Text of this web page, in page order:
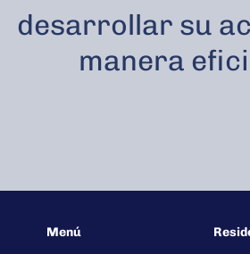
desarrollar su
manera
Menú